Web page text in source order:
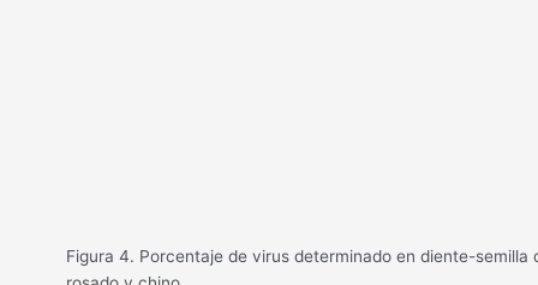
Figura 4. Porcentaje de virus determinado en diente-semilla